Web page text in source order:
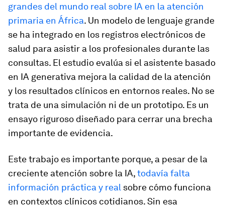
grandes del mundo real sobre IA en la atención
primaria en África. Un modelo de lenguaje grande
se ha integrado en los registros electrónicos de
salud para asistir a los profesionales durante las
consultas. El estudio evalúa si el asistente basado
en IA generativa mejora la calidad de la atención
y los resultados clínicos en entornos reales. No se
trata de una simulación ni de un prototipo. Es un
ensayo riguroso diseñado para cerrar una brecha
importante de evidencia.
Este trabajo es importante porque, a pesar de la
creciente atención sobre la IA,todavía falta
información práctica y real sobre cómo funciona
en contextos clínicos cotidianos. Sin esa